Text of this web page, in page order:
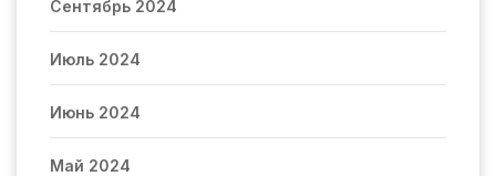
Сентябрь 2024
Июль 2024
Июнь 2024
Май 2024